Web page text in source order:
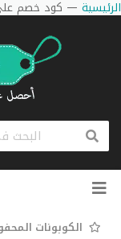
الرئيسية — كود خصم
تخطي
الكوبونات